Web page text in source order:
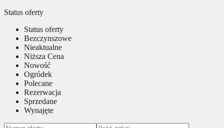
Status oferty
Status oferty
Bezczynszowe
Nieaktualne
Niższa Cena
Nowość
Ogródek
Polecane
Rezerwacja
Sprzedane
Wynajęte